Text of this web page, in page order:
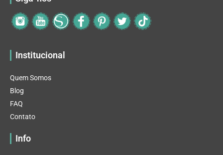
Institucional
Quem Somos
Blog
FAQ
Contato
Info